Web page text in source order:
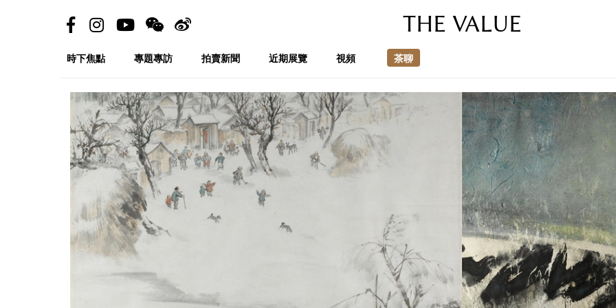
THE VALUE
時下焦點 專題專訪 拍賣新聞 近期展覽 視頻 茶聊